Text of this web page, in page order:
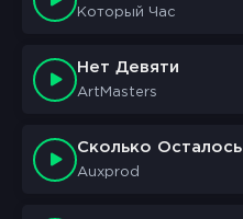
Который Час
Нет Девяти
ArtMasters
Сколько Осталось
Auxprod